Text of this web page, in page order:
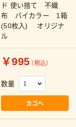
ド 使い捨て 不織
布 バイカラー 1箱
(50枚入) オリジナ
ル
￥995 （税込）
数量
カゴへ